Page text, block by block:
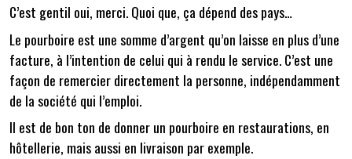
C’est gentil oui, merci. Quoi que, ça dépend des pays…
Le pourboire est une somme d’argent qu’on laisse en plus d’une
facture, à l’intention de celui qui à rendu le service. C’est une
façon de remercier directement la personne, indépendamment
de la société qui l’emploi.
Il est de bon ton de donner un pourboire en restaurations, en
hôtellerie, mais aussi en livraison par exemple.